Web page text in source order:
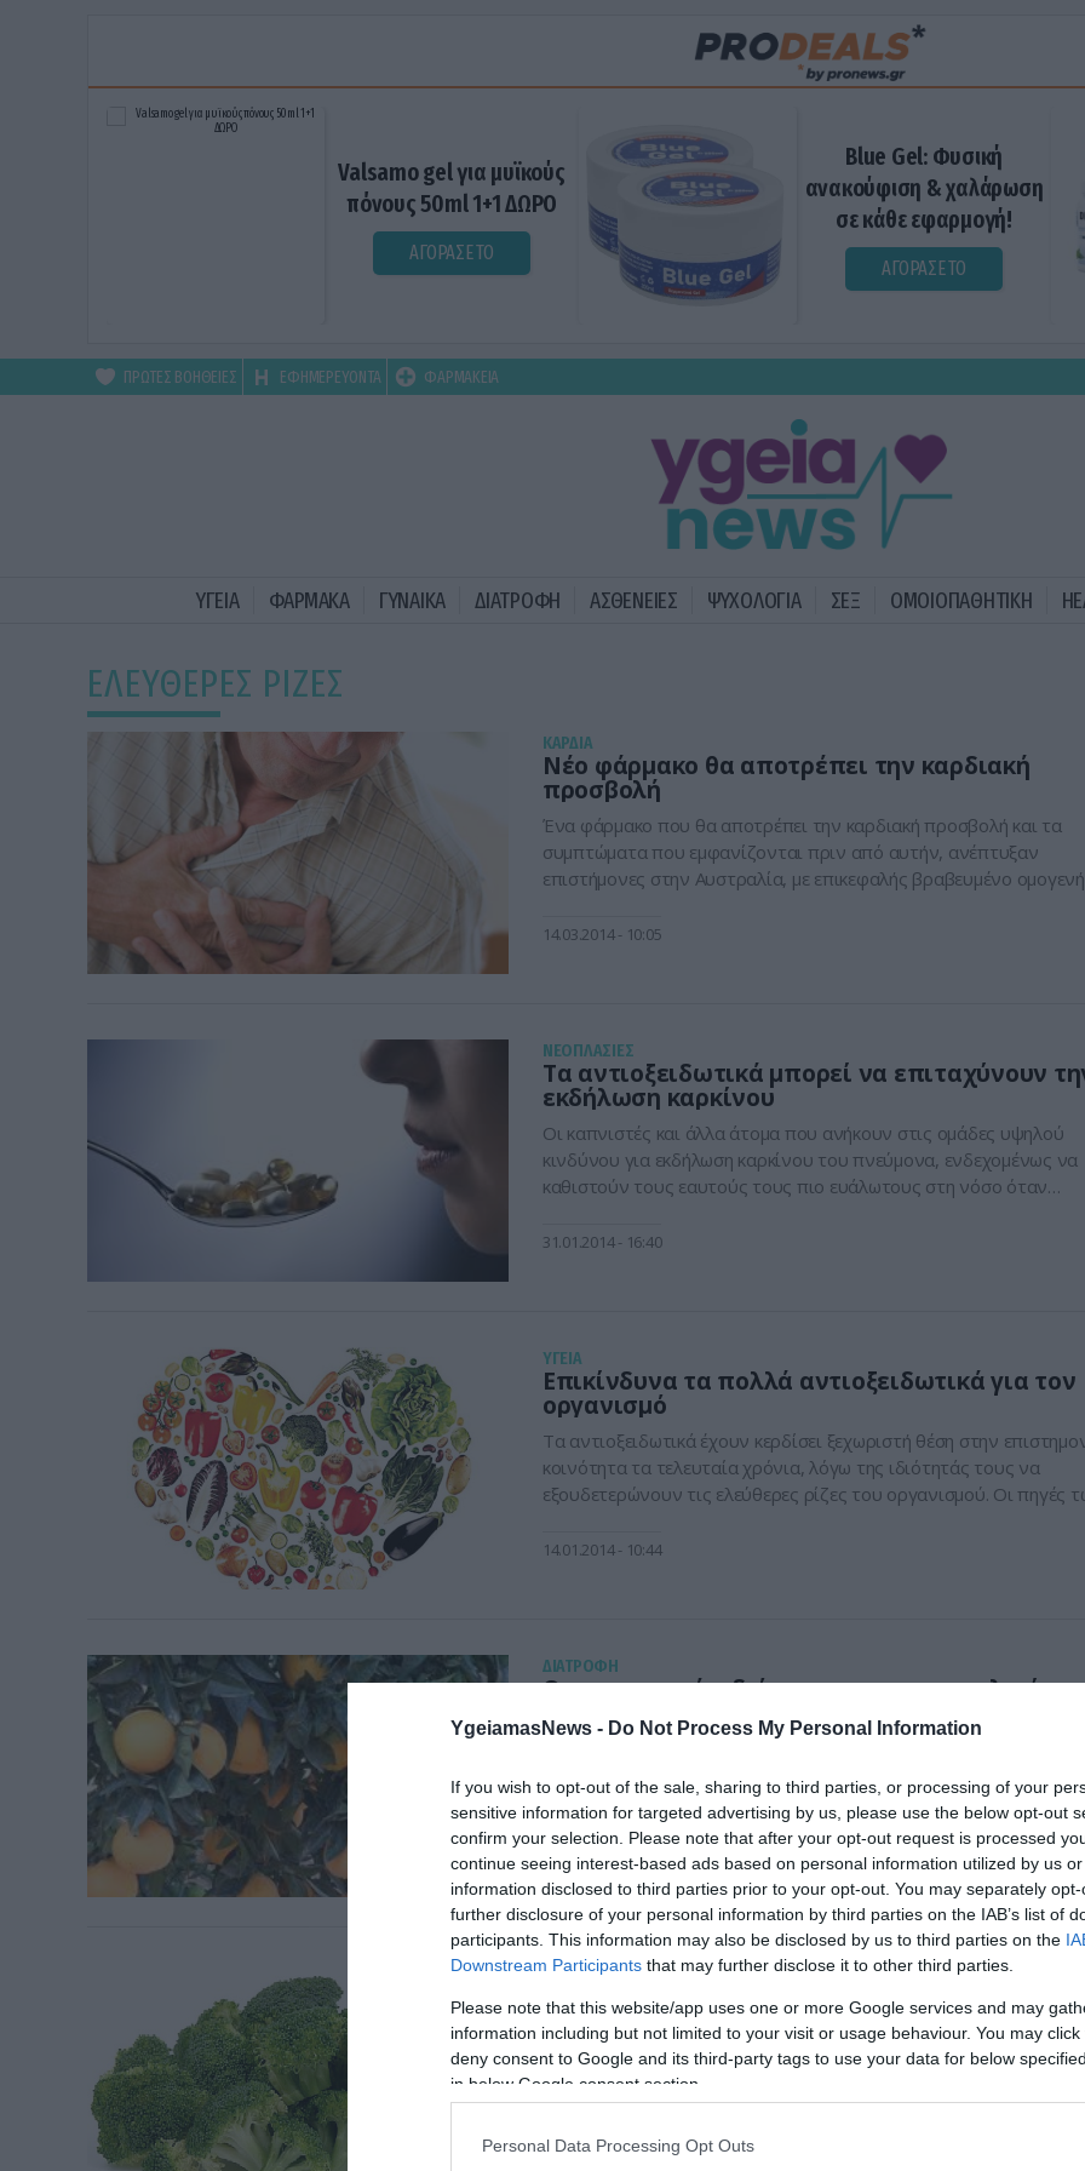
YgeiamasNews - Do Not Process My Personal Information
If you wish to opt-out of the sale, sharing to third parties, or processing of your
sensitive information for targeted advertising by us, please use the below opt-out
confirm your selection. Please note that after your opt-out request is processed
continue seeing interest-based ads based on personal information utilized by us
information disclosed to third parties prior to your opt-out. You may separately
further disclosure of your personal information by third parties on the IAB’s list of
participants. This information may also be disclosed by us to third parties on the
Downstream Participants that may further disclose it to other third parties.
Please note that this website/app uses one or more Google services and may
information including but not limited to your visit or usage behaviour. You may
deny consent to Google and its third-party tags to use your data for below
in below Google consent section.
Personal Data Processing Opt Outs
Valsamo gel για μυϊκούς
πόνους 50ml 1+1 ΔΩΡΟ
ΑΓΟΡΑΣΕ ΤΟ
Blue Gel: Φυσική
ανακούφιση & χαλάρωση
σε κάθε εφαρμογή!
ΑΓΟΡΑΣΕ ΤΟ
ΠΡΩΤΕΣ ΒΟΗΘΕΙΕΣ ΕΦΗΜΕΡΕΥΟΝΤΑ ΦΑΡΜΑΚΕΙΑ
ΥΓΕΙΑ ΦΑΡΜΑΚΑ ΓΥΝΑΙΚΑ ΔΙΑΤΡΟΦΗ ΑΣΘΕΝΕΙΕΣ ΨΥΧΟΛΟΓΙΑ ΣΕΞ ΟΜΟΙΟΠΑΘΗΤΙΚΗ
ΕΛΕΥΘΕΡΕΣ ΡΙΖΕΣ
KΑΡΔΙΑ
Νέο φάρμακο θα αποτρέπει την καρδιακή
προσβολή
Ένα φάρμακο που θα αποτρέπει την καρδιακή προσβολή και τα
συμπτώματα που εμφανίζονται πριν από αυτήν, ανέπτυξαν
επιστήμονες στην Αυστραλία, με επικεφαλής βραβευμένο ομογενή
ότι το φάρμακο αυτό δεν θα προκαλεί παρενέργειες και ότι θα
14.03.2014 10:05
ΝΕΟΠΛΑΣΙΕΣ
Τα αντιoξειδωτικά μπορεί να επιταχύνουν
εκδήλωση καρκίνου
Οι καπνιστές και άλλα άτομα που ανήκουν στις ομάδες υψηλού
κινδύνου για εκδήλωση καρκίνου του πνεύμονα, ενδεχομένως να
καθιστούν τους εαυτούς τους πιο ευάλωτους στη νόσο όταν
μελέτη που δημοσιεύεται στο επιστημονικό έντυπο Science
31.01.2014 16:40
ΥΓΕΙΑ
Επικίνδυνα τα πολλά αντιοξειδωτικά για τον
οργανισμό
Τα αντιοξειδωτικά έχουν κερδίσει ξεχωριστή θέση στην
κοινότητα τα τελευταία χρόνια, λόγω της ιδιότητάς τους να
εξουδετερώνουν τις ελεύθερες ρίζες του οργανισμού. Οι πηγές
φυσιολογικά, ως παραπροϊόντα των διάφορων μεταβολικών
14.01.2014 10:44
ΔΙΑΤΡΟΦΗ
Οι ευεργετικές ιδιότητες του πορτοκαλιού
ο πορτοκάλι είναι ένα από τα πιο νόστιμα φρούτα του χειμώνα με
το καθιστά ένα από τα φρούτα που βοηθούν στην αποτοξίνωση
οργανισμού και στην απώλεια κιλών. Ο Χυμός πορτοκαλιού είναι
ένας από τους πιο αποτελεσματικούς τρόπους για την αποβολή
τοξινών από τον οργανισμό. Ο […]
16.12.2013 15:01
ΔΙΑΤΡΟΦΗ
Τι είναι τα αντιοξειδωτικά;
Τα ακούμε από το στόμα κάθε διατροφολόγου και κάθε ειδικού
θέματα υγείας.Ο λόγος για τα αντιοξειδωτικά και τις μοναδικές
ωφέλειες.Τι είναι στην πραγματικότητα όμως αυτά τα θρεπτικά
Τα αντιοξειδωτικά αποτελούν συστατικά των τροφίμων, και
04.10.2013 17:57